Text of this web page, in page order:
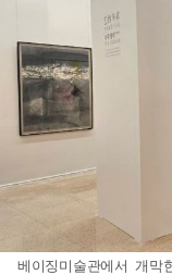
베이징미술관에서 개막